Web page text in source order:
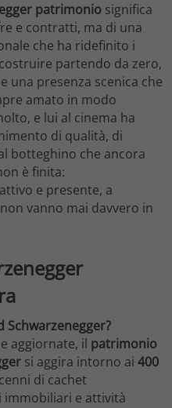
patrimonio significa
e contratti, ma di una
che ha ridefinito i
partendo da zero,
una presenza scenica che
amato in modo
e lui al cinema ha
di qualità, di
botteghino che ancora
è finita:
e presente, a
vanno mai davvero in
aggiornate, il patrimonio
si aggira intorno ai 400
di cachet
immobiliari e attività